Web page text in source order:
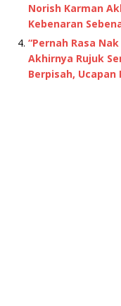
Norish Karman
Kebenaran
“Pernah Rasa
Akhirnya Rujuk
Berpisah, Ucapan